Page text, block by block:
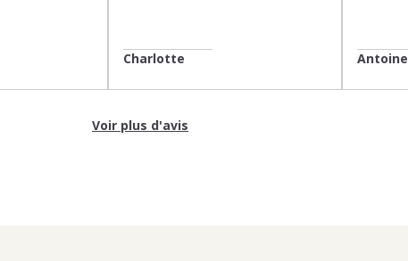
Charlotte Antoine
Voir plus d'avis